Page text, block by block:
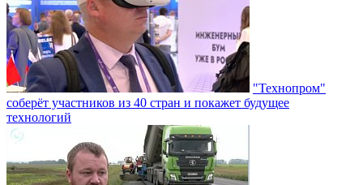
"Технопром"
соберёт участников из 40 стран и покажет будущее
технологий